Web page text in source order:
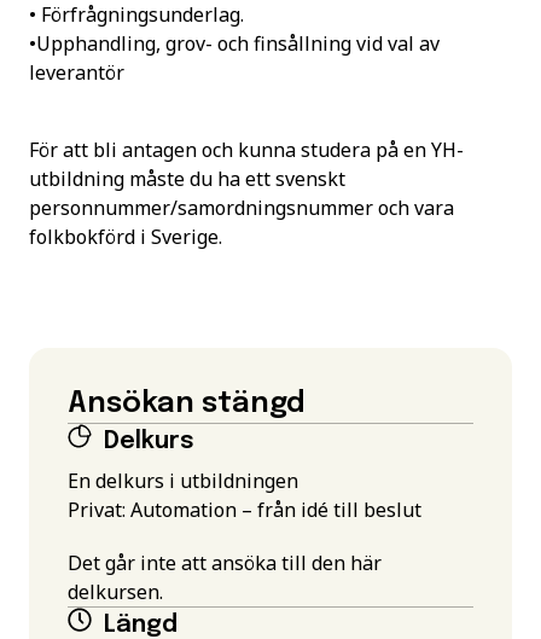
• Förfrågningsunderlag.
•Upphandling, grov- och finsållning vid val av
leverantör
För att bli antagen och kunna studera på en YH-
utbildning måste du ha ett svenskt
personnummer/samordningsnummer och vara
folkbokförd i Sverige.
Ansökan stängd
Delkurs
En delkurs i utbildningen
Privat: Automation – från idé till beslut
Det går inte att ansöka till den här
delkursen.
Längd